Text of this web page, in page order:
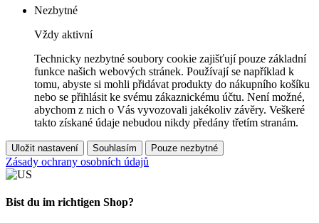
Nezbytné
Vždy aktivní
Technicky nezbytné soubory cookie zajišťují pouze základní
funkce našich webových stránek. Používají se například k
tomu, abyste si mohli přidávat produkty do nákupního košíku
nebo se přihlásit ke svému zákaznickému účtu. Není možné,
abychom z nich o Vás vyvozovali jakékoliv závěry. Veškeré
takto získané údaje nebudou nikdy předány třetím stranám.
Uložit nastavení Souhlasím Pouze nezbytné
Zásady ochrany osobních údajů
Bist du im richtigen Shop?